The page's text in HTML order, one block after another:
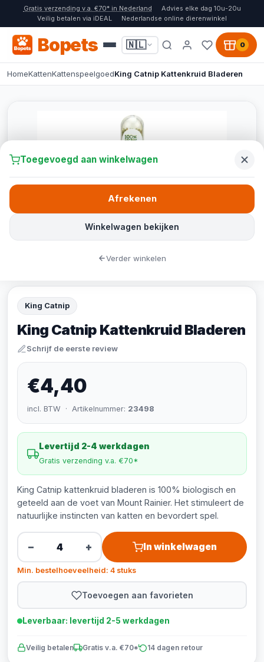
Gratis verzending v.a. €70* in Nederland
Advies elke dag 10u-20u
Veilig betalen via iDEAL
Nederlandse online dierenwinkel
Bopets 🇳🇱 0
HomeKattenKattenspeelgoedKing Catnip Kattenkruid Bladeren
King Catnip
King Catnip Kattenkruid Bladeren
Schrijf de eerste review
€4,40
incl. BTW · Artikelnummer: 23498
Levertijd 2-4 werkdagen
Gratis verzending v.a. €70*
King Catnip kattenkruid bladeren is 100% biologisch en
geteeld aan de voet van Mount Rainier. Het stimuleert de
natuurlijke instincten van katten en bevordert spel.
− + In winkelwagen
Min. bestelhoeveelheid: 4 stuks
Toevoegen aan favorieten
Leverbaar: levertijd 2-5 werkdagen
Veilig betalen Gratis v.a. €70* 14 dagen retour
Toegevoegd aan winkelwagen
Winkelwagen bekijken
Afrekenen
Verder winkelen